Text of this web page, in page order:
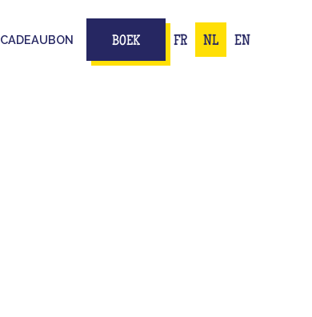
CADEAUBON BOEK FR NL EN